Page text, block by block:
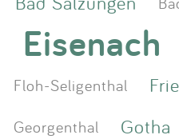
Eisenach
Floh-Seligenthal
Georgenthal Gotha